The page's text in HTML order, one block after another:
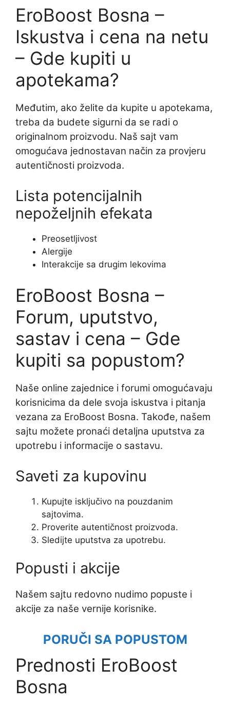
EroBoost Bosna –
Iskustva i cena na netu
– Gde kupiti u
apotekama?
Međutim, ako želite da kupite u apotekama,
treba da budete sigurni da se radi o
originalnom proizvodu. Naš sajt vam
omogućava jednostavan način za provjeru
autentičnosti proizvoda.
Lista potencijalnih
nepoželjnih efekata
Preosetljivost
Alergije
Interakcije sa drugim lekovima
EroBoost Bosna –
Forum, uputstvo,
sastav i cena – Gde
kupiti sa popustom?
Naše online zajednice i forumi omogućavaju
korisnicima da dele svoja iskustva i pitanja
vezana za EroBoost Bosna. Takođe, našem
sajtu možete pronaći detaljna uputstva za
upotrebu i informacije o sastavu.
Saveti za kupovinu
Kupujte isključivo na pouzdanim
sajtovima.
Proverite autentičnost proizvoda.
Sledijte uputstva za upotrebu.
Popusti i akcije
Našem sajtu redovno nudimo popuste i
akcije za naše vernije korisnike.
PORUČI SA POPUSTOM
Prednosti EroBoost
Bosna